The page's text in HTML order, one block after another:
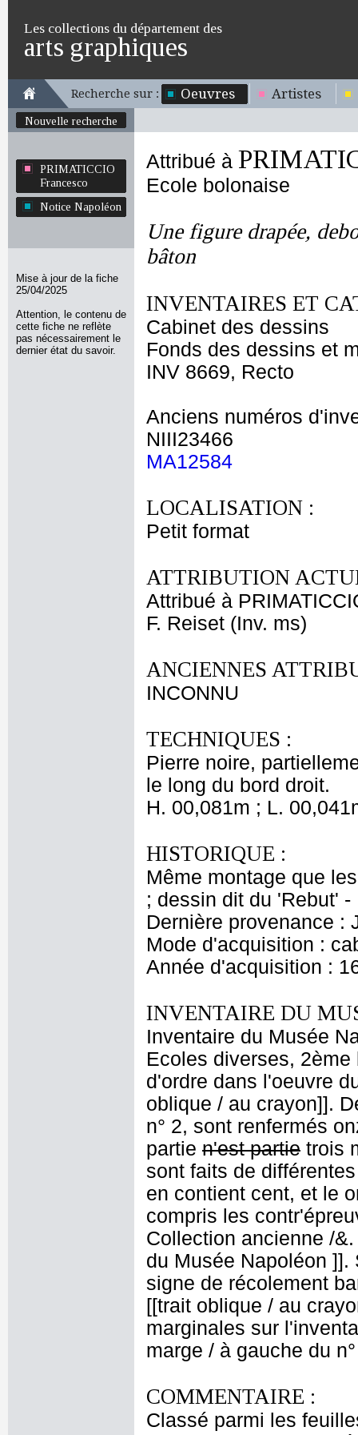
Les collections du département des
arts graphiques
Recherche sur : Oeuvres Artistes
Nouvelle recherche
PRIMATICCIO
Francesco
Notice Napoléon
Mise à jour de la fiche
25/04/2025
Attention, le contenu de
cette fiche ne reflète
pas nécessairement le
dernier état du savoir.
Attribué à
Ecole bolonaise
Une figure drapée,
bâton
INVENTAIRES ET
Cabinet des dessins
Fonds des dessins et
INV 8669, Recto
Anciens numéros
NIII23466
MA12584
LOCALISATION :
Petit format
ATTRIBUTION
Attribué à
F. Reiset (Inv. ms)
ANCIENNES
INCONNU
TECHNIQUES :
Pierre noire,
le long du bord droit.
H. 00,081m ; L.
HISTORIQUE :
Même montage que
; dessin dit du 'Rebut'
Dernière provenance :
Mode d'acquisition :
Année d'acquisition :
INVENTAIRE DU
Inventaire du Musée
Ecoles diverses,
d'ordre dans l'oeuvre
oblique / au crayon]].
n° 2, sont renfermés
partie n'est partie trois
sont faits de
en contient cent, et le
compris les
Collection ancienne /
du Musée Napoléon
signe de récolement
[[trait oblique / au
marginales sur
marge / à gauche du
COMMENTAIRE :
Classé parmi les